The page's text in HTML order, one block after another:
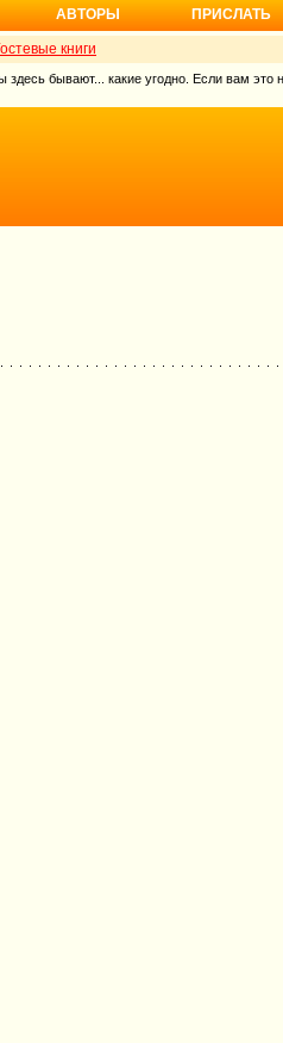
АВТОРЫ ПРИСЛАТЬ
книги
бывают... какие угодно. Если вам это